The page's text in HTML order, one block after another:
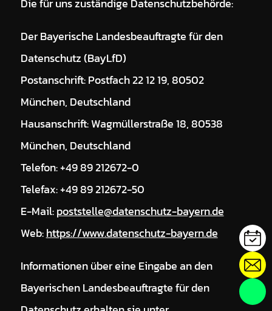
Die für uns zuständige Datenschutzbehörde:
Der Bayerische Landesbeauftragte für den
Datenschutz (BayLfD)
Postanschrift: Postfach 22 12 19, 80502
München, Deutschland
Hausanschrift: Wagmüllerstraße 18, 80538
München, Deutschland
Telefon: +49 89 212672-0
Telefax: +49 89 212672-50
E-Mail:poststelle@datenschutz-bayern.de
Web:https://www.datenschutz-bayern.de
Informationen über eine Eingabe an den
Bayerischen Landesbeauftragte für den